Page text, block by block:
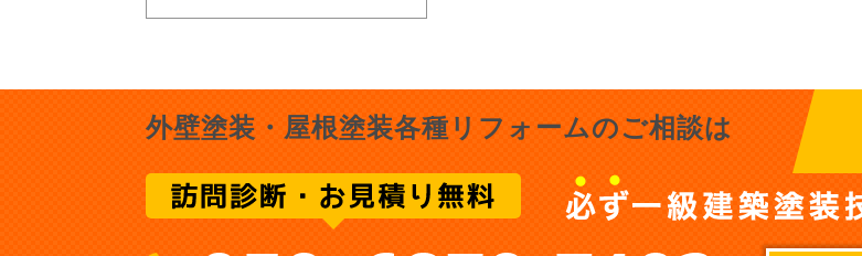
外壁塗装・屋根塗装各種リフォームのご相談は